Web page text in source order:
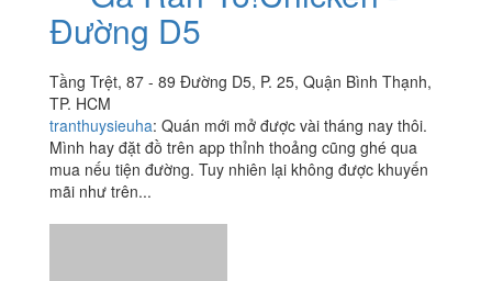
Đường D5
Tầng Trệt, 87 - 89 Đường D5, P. 25, Quận Bình Thạnh,
TP. HCM
tranthuysieuha: Quán mới mở được vài tháng nay thôi.
Mình hay đặt đồ trên app thỉnh thoảng cũng ghé qua
mua nếu tiện đường. Tuy nhiên lại không được khuyến
mãi như trên...